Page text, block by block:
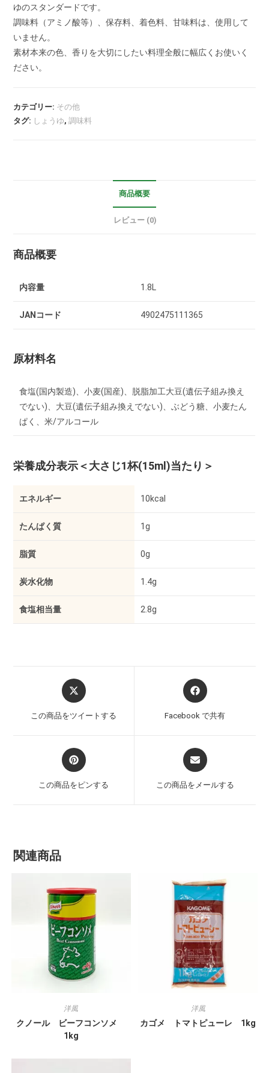
ゆのスタンダードです。
調味料（アミノ酸等）、保存料、着色料、甘味料は、使用して
いません。
素材本来の色、香りを大切にしたい料理全般に幅広くお使いく
ださい。
カテゴリー: その他
タグ: しょうゆ,調味料
商品概要
レビュー (0)
商品概要
内容量 1.8L
JANコード 4902475111365
原材料名
食塩(国内製造)、小麦(国産)、脱脂加工大豆(遺伝子組み換え
でない)、大豆(遺伝子組み換えでない)、ぶどう糖、小麦たん
ぱく、米/アルコール
栄養成分表示＜大さじ1杯(15ml)当たり＞
エネルギー 10kcal
たんぱく質 1g
脂質 0g
炭水化物 1.4g
食塩相当量 2.8g
この商品をツイートする Facebook で共有
この商品をピンする この商品をメールする
関連商品
洋風
クノール ビーフコンソメ
1kg
洋風
カゴメ トマトピューレ 1kg